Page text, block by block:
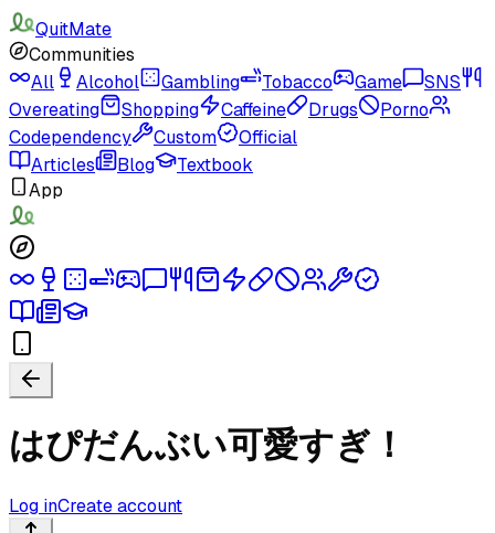
QuitMate
Communities
All
Alcohol Gambling Tobacco Game
SNS
Overeating
Shopping Caffeine Drugs
Porno
Codependency
Custom
Official
Articles
Blog
Textbook
App
はぴだんぶい可愛すぎ！
Log inCreate account